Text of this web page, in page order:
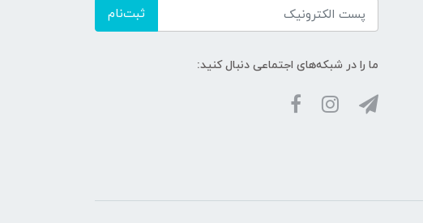
ثبت‌نام
ما را در شبکه‌های اجتماعی دنبال کنید: